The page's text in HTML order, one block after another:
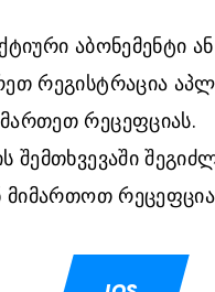
აბონემენტი
რეგისტრაცია
რეცეფციას.
შემთხვევაში
მიმართოთ